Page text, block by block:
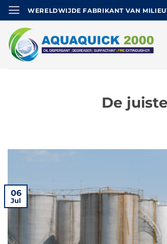
Ga
naar
inhoud
WERELDWIJDE FABRIKANT VAN
De
06
Jul